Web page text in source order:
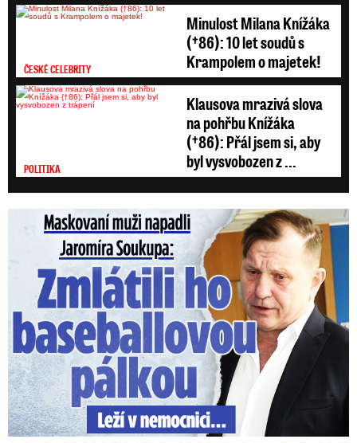
ČESKÉ CELEBRITY
Minulost Milana Knížáka
(†86): 10 let soudů s
Krampolem o majetek!
POLITIKA
Klausova mrazivá slova
na pohřbu Knížáka
(†86): Přál jsem si, aby
byl vysvobozen z ...
Maskovaní muži napadli Jaromíra Soukupa: Krvavá nakládačka